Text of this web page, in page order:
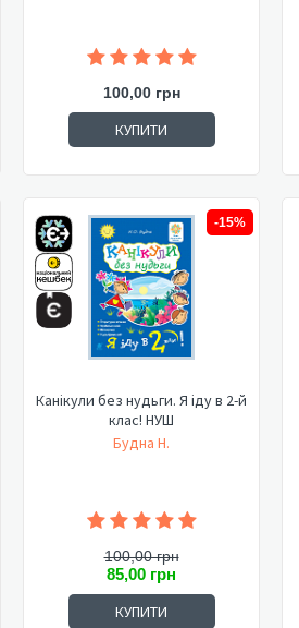
100,00 грн
КУПИТИ
-15%
Канікули без нудьги. Я іду в 2-й
клас! НУШ
Будна Н.
100,00 грн
85,00 грн
КУПИТИ